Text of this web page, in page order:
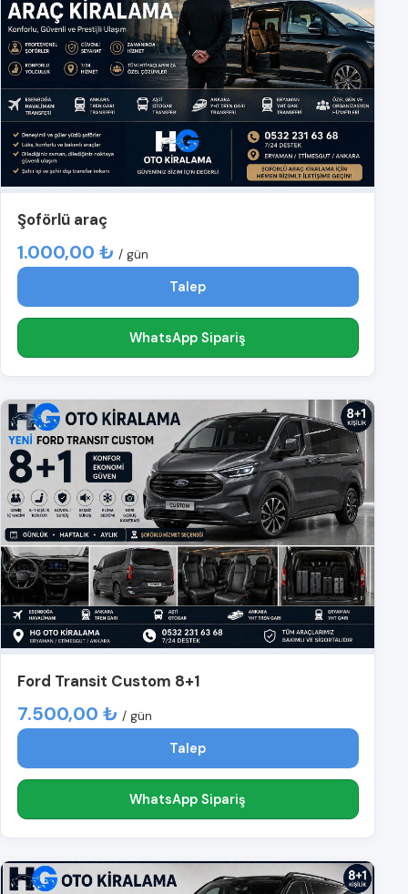
Şoförlü araç
1.000,00 ₺ / gün
Talep
WhatsApp Sipariş
Ford Transit Custom 8+1
7.500,00 ₺ / gün
Talep
WhatsApp Sipariş